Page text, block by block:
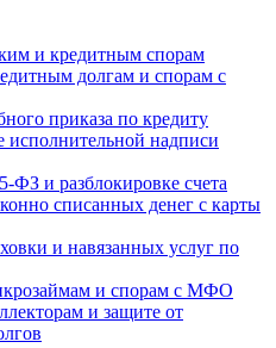
и кредитным спорам
долгам и спорам с
приказа по кредиту
исполнительной надписи
ФЗ и разблокировке счета
списанных денег с карты
и навязанных услуг по
и спорам с МФО
и защите от